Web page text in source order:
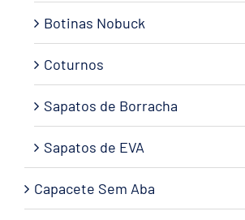
Botinas Nobuck
Coturnos
Sapatos de Borracha
Sapatos de EVA
Capacete Sem Aba